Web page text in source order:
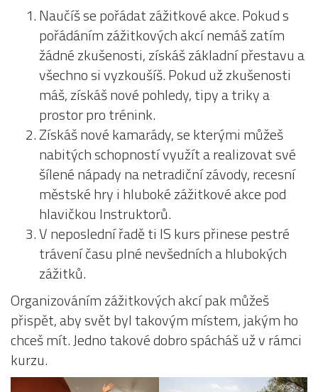
Naučíš se pořádat zážitkové akce. Pokud s
pořádáním zážitkových akcí nemáš zatím
žádné zkušenosti, získáš základní přestavu a
všechno si vyzkoušíš. Pokud už zkušenosti
máš, získáš nové pohledy, tipy a triky a
prostor pro trénink.
Získáš nové kamarády, se kterými můžeš
nabitých schopností využít a realizovat své
šílené nápady na netradiční závody, recesní
městské hry i hluboké zážitkové akce pod
hlavičkou Instruktorů.
V neposlední řadě ti IS kurs přinese pestré
trávení času plné nevšedních a hlubokých
zážitků.
Organizováním zážitkových akcí pak můžeš
přispět, aby svět byl takovým místem, jakým ho
chceš mít. Jedno takové dobro spácháš už v rámci
kurzu.